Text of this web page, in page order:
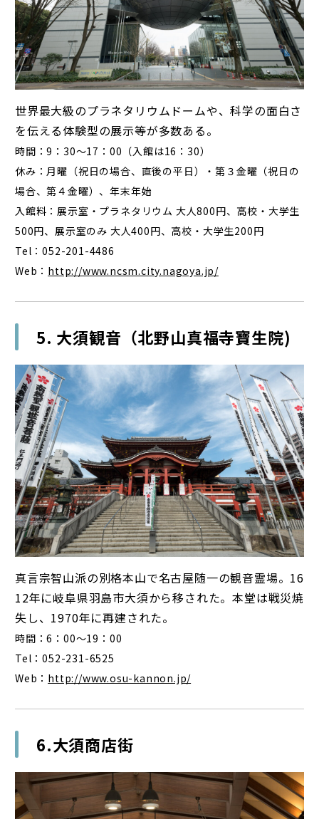
世界最大級のプラネタリウムドームや、科学の面白さ
を伝える体験型の展示等が多数ある。
時間：9：30～17：00（入館は16：30）
休み：月曜（祝日の場合、直後の平日）・第３金曜（祝日の
場合、第４金曜）、年末年始
入館料：展示室・プラネタリウム 大人800円、高校・大学生
500円、展示室のみ 大人400円、高校・大学生200円
Tel：052-201-4486
Web： http://www.ncsm.city.nagoya.jp/
5. 大須観音（北野山真福寺寶生院)
真言宗智山派の別格本山で名古屋随一の観音霊場。16
12年に岐阜県羽島市大須から移された。本堂は戦災焼
失し、1970年に再建された。
時間：6：00～19：00
Tel：052-231-6525
Web： http://www.osu-kannon.jp/
6.大須商店街